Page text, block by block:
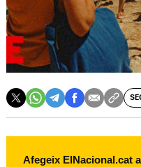
Afegeix ElNacional.cat